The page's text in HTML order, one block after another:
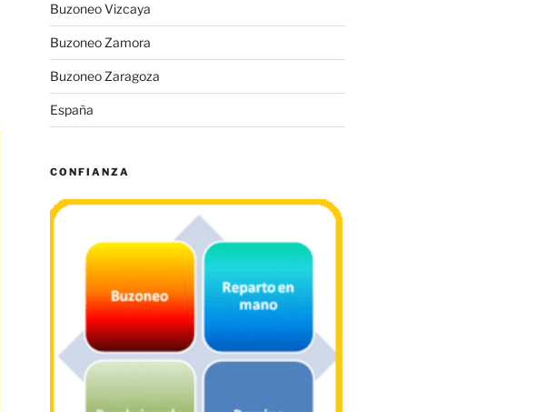
Buzoneo Vizcaya
Buzoneo Zamora
Buzoneo Zaragoza
España
CONFIANZA